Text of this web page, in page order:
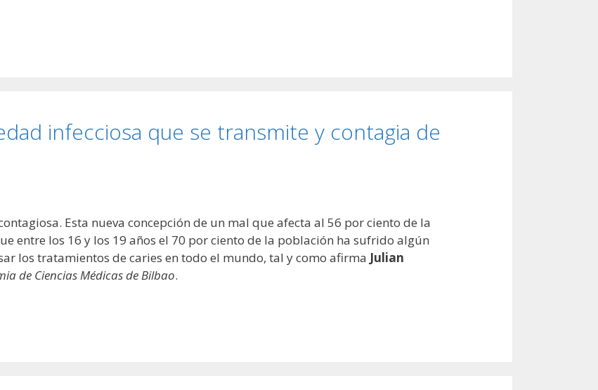
infecciosa que se transmite y contagia de
Esta nueva concepción de un mal que afecta al 56 por ciento de la
entre los 16 y los 19 años el 70 por ciento de la población ha sufrido algún
los tratamientos de caries en todo el mundo, tal y como afirma Julian
de Ciencias Médicas de Bilbao.